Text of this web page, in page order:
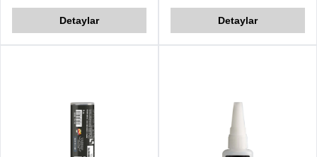
üstün örtülücülük kalitesine
sahiptir.
Detaylar
metaller için uygun değildir.
Toksik olmayan ve özel içeriği
sayesinde cildi rahatsız etmez
ve yıpranmış kaplamalarda
kullanılabilir.
Detaylar